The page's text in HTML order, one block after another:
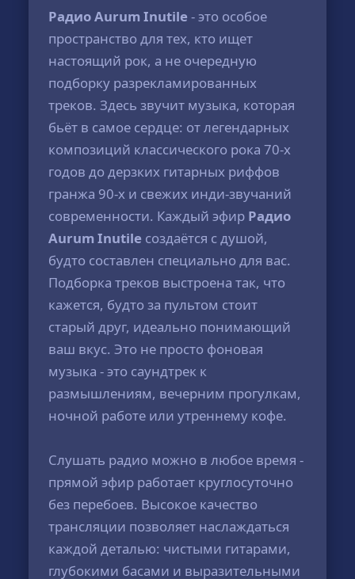
Радио Aurum Inutile - это особое
пространство для тех, кто ищет
настоящий рок, а не очередную
подборку разрекламированных
треков. Здесь звучит музыка, которая
бьёт в самое сердце: от легендарных
композиций классического рока 70-х
годов до дерзких гитарных риффов
гранжа 90-х и свежих инди-звучаний
современности. Каждый эфир Радио
Aurum Inutile создаётся с душой,
будто составлен специально для вас.
Подборка треков выстроена так, что
кажется, будто за пультом стоит
старый друг, идеально понимающий
ваш вкус. Это не просто фоновая
музыка - это саундтрек к
размышлениям, вечерним прогулкам,
ночной работе или утреннему кофе.
Слушать радио можно в любое время -
прямой эфир работает круглосуточно
без перебоев. Высокое качество
трансляции позволяет наслаждаться
каждой деталью: чистыми гитарами,
глубокими басами и выразительными